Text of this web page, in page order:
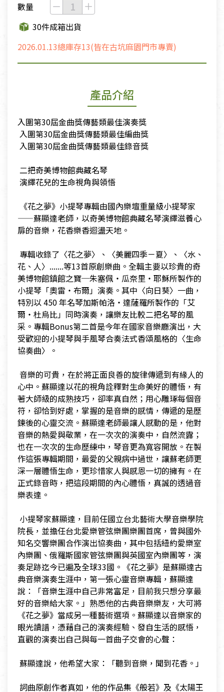
數量
30件成箱出貨
2026.01.13總庫存13(皆在古坑麻園門市專賣)
產品介紹
入圍第30屆金曲獎傳藝類最佳演奏獎
​ 入圍第30屆金曲獎傳藝類最佳編曲獎
​ 入圍第30屆金曲獎傳藝類最佳錄音獎
​ 二把奇美博物館典藏名琴
​ 演繹花兒的生命視角與領悟
​ 《花之夢》小提琴專輯由國內樂壇重量級小提琴家
——蘇顯達老師，以奇美博物館典藏名琴演繹滋養心
扉的音樂，花香樂香迴盪天地。
​ 專輯收錄了〈花之夢〉、〈美麗四季－夏〉、〈水、
花、人〉.......等13首原創樂曲。全輯主要以珍貴的奇
美博物館鎮館之寶─朱塞佩‧瓜奈里‧耶穌所製作的
小提琴「奧雷‧布爾」演奏。其中〈向日葵〉一曲，
特別以 450 年名琴加斯帕洛‧達薩羅所製作的「艾
爾‧杜烏比」同時演奏，讓樂友比較二把名琴的風
采。專輯Bonus第二首是今年在國家音樂廳演出，大
受歡迎的小提琴與手風琴合奏法式香頌風格的〈生命
協奏曲〉。
​ 音樂的可貴，在於將正面良善的旋律傳遞到有緣人的
心中。蘇顯達以花的視角詮釋對生命美好的體悟，有
著大師級的成熟技巧，卻率真自然；用心雕琢每個音
符，卻恰到好處，掌握的是音樂的感情，傳遞的是歷
鍊後的心靈交流。蘇顯達老師最讓人感動的是，他對
音樂的熱愛與敬業，在一次次的演奏中，自然流露；
也在一次次的生命歷練中，琴音更為寬容開放。在製
作這張專輯期間，最愛的父親病中過世，讓蘇老師更
深一層體悟生命，更珍惜家人與感恩一切的擁有。在
正式錄音時，把這段期間的內心體悟，真誠的透過音
樂表達。
​ 小提琴家蘇顯達，目前任國立台北藝術大學音樂學院
院長，並擔任台北愛樂管弦樂團樂團首席，曾與國外
知名交響樂團合作演出協奏曲，其中包括紐約愛樂室
內樂團、俄羅斯國家管弦樂團與英國室內樂團等，演
奏足跡迄今已遍及全球33國。《花之夢》是蘇顯達古
典音樂演奏生涯中，第一張心靈音樂專輯，蘇顯達
說：「音樂生涯中自己非常富足，目前我只想分享最
好的音樂給大家。」熟悉他的古典音樂樂友，大可將
《花之夢》當成另一種藝術選項。蘇顯達以音樂家的
眼光讀譜，憑藉自己的演奏經驗、發自生活的感悟，
直觀的演奏出自己與每一首曲子交會的心聲：
​ 蘇顯達說，他希望大家：「聽到音樂，聞到花香。」
​ 詞曲原創作者真如，他的作品集《般若》及《太陽王